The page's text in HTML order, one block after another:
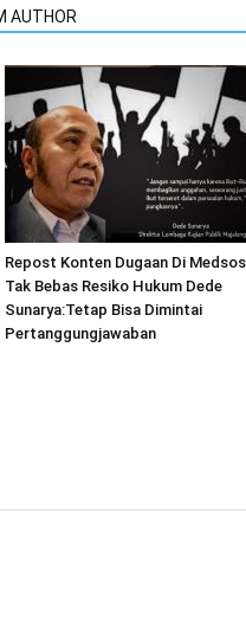
AUTHOR
Repost Konten Dugaan Di Medsos
Tak Bebas Resiko Hukum Dede
Sunarya:Tetap Bisa Dimintai
Pertanggungjawaban